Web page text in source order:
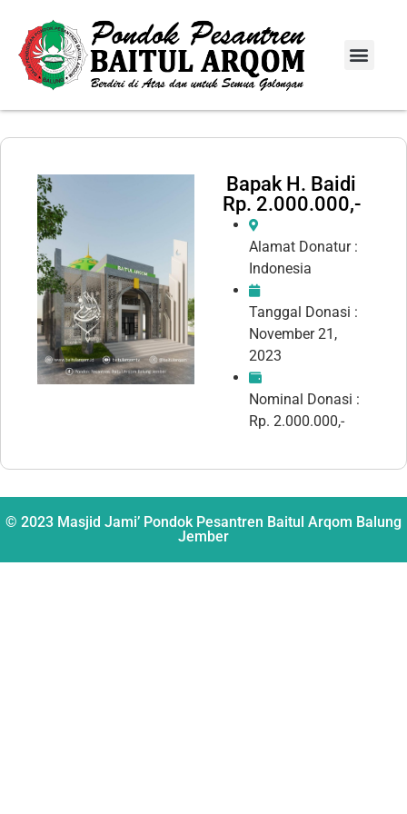
Bapak H. Baidi
Rp. 2.000.000,-
Alamat Donatur :
Indonesia
Tanggal Donasi :
November 21,
2023
Nominal Donasi :
Rp. 2.000.000,-
© 2023 Masjid Jami’ Pondok Pesantren Baitul Arqom Balung
Jember